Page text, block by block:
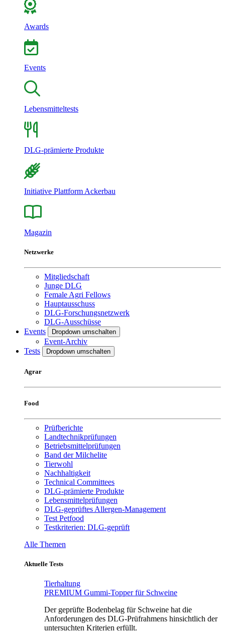
Awards
Events
Lebensmitteltests
DLG-prämierte Produkte
Initiative Plattform Ackerbau
Magazin
Netzwerke
Mitgliedschaft
Junge DLG
Female Agri Fellows
Hauptausschuss
DLG-Forschungsnetzwerk
DLG-Ausschüsse
Events
Dropdown umschalten
Event-Archiv
Tests
Dropdown umschalten
Agrar
Food
Prüfberichte
Landtechnikprüfungen
Betriebsmittelprüfungen
Band der Milchelite
Tierwohl
Nachhaltigkeit
Technical Committees
DLG-prämierte Produkte
Lebensmittelprüfungen
DLG-geprüftes Allergen-Management
Test Petfood
Testkriterien: DLG-geprüft
Alle Themen
Aktuelle Tests
Tierhaltung
PREMIUM Gummi-Topper für Schweine
Der geprüfte Bodenbelag für Schweine hat die
Anforderungen des DLG-Prüfrahmens hinsichtlich der
untersuchten Kriterien erfüllt.